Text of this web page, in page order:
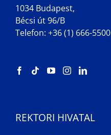
1034 Budapest,
Bécsi út 96/B
Telefon: +36 (1) 666-5500
REKTORI HIVATAL